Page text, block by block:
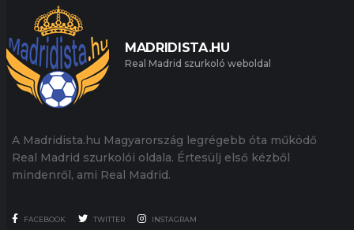
MADRIDISTA.HU
Real Madrid szurkoló weboldal
A Madridista.hu Magyarország legrégebb óta működő
Real Madrid szurkolói oldala. Értesülj első kézből
mindenről, ami Real Madrid.
FACEBOOK TWITTER INSTAGRAM